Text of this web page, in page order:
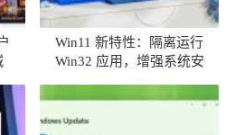
Win11 新特性：隔离运行
Win32 应用，增强系统安